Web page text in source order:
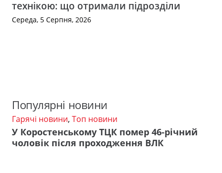
технікою: що отримали підрозділи
Середа, 5 Серпня, 2026
Популярні новини
Гарячі новини, Топ новини
У Коростенському ТЦК помер 46-річний
чоловік після проходження ВЛК